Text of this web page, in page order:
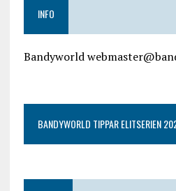
INFO
Bandyworld
BANDYWORLD TIPPAR ELITSERIEN